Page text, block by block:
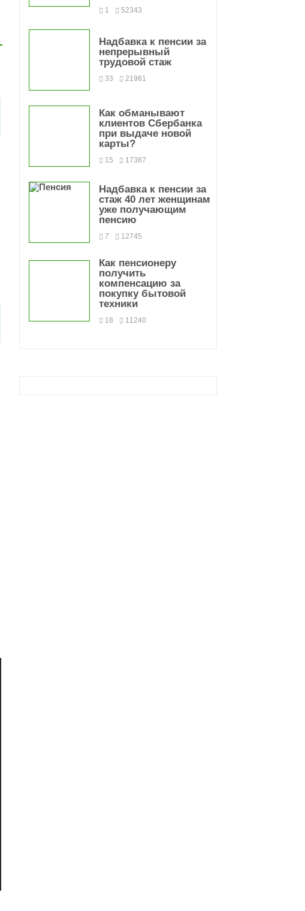
1 52343
Надбавка к пенсии за
непрерывный
трудовой стаж
33 21981
Как обманывают
клиентов Сбербанка
при выдаче новой
карты?
15 17387
Надбавка к пенсии за
стаж 40 лет женщинам
уже получающим
пенсию
7 12745
Как пенсионеру
получить
компенсацию за
покупку бытовой
техники
18 11240